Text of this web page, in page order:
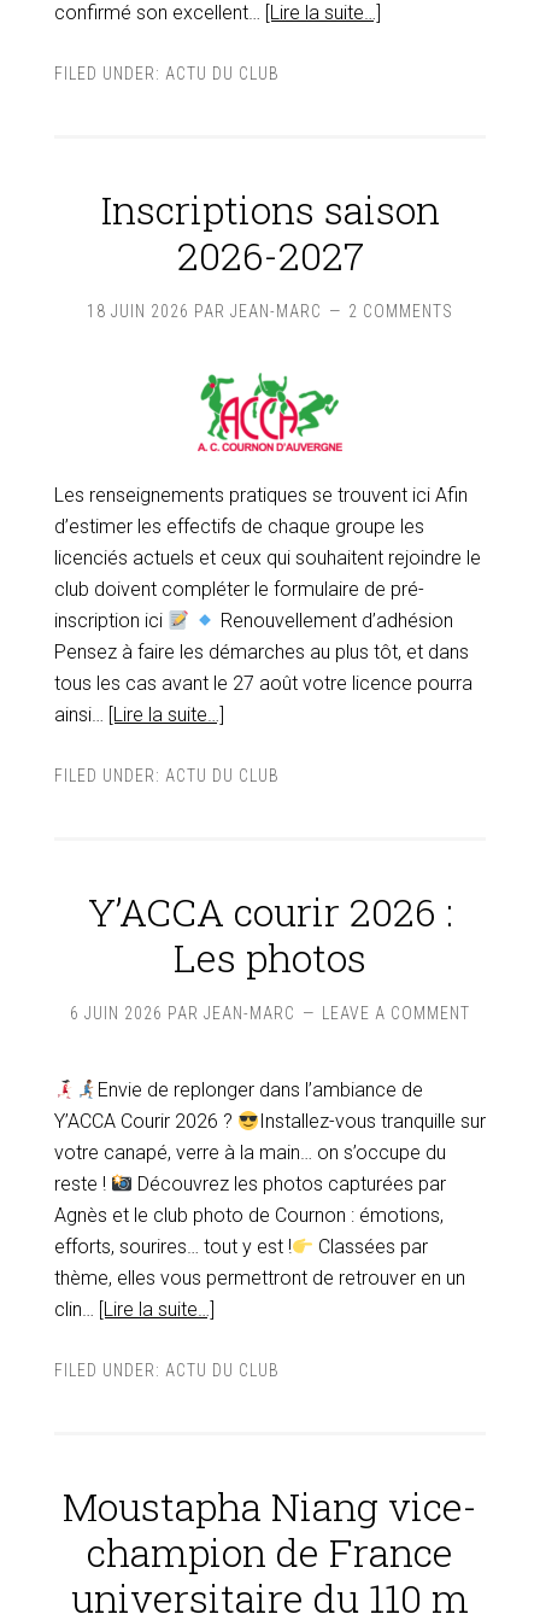
confirmé son excellent… [Lire la suite…]
FILED UNDER: ACTU DU CLUB
Inscriptions saison
2026-2027
18 JUIN 2026 PAR JEAN-MARC 2 COMMENTS
Les renseignements pratiques se trouvent ici Afin
d’estimer les effectifs de chaque groupe les
licenciés actuels et ceux qui souhaitent rejoindre le
club doivent compléter le formulaire de pré-
inscription ici
Renouvellement d’adhésion
Pensez à faire les démarches au plus tôt, et dans
tous les cas avant le 27 août votre licence pourra
ainsi… [Lire la suite…]
FILED UNDER: ACTU DU CLUB
Y’ACCA courir 2026 :
Les photos
6 JUIN 2026 PAR JEAN-MARC LEAVE A COMMENT
Envie de replonger dans l’ambiance de
Y’ACCA Courir 2026 ?
Installez-vous tranquille sur
votre canapé, verre à la main… on s’occupe du
reste !
Découvrez les photos capturées par
Agnès et le club photo de Cournon : émotions,
efforts, sourires… tout y est !
Classées par
thème, elles vous permettront de retrouver en un
clin… [Lire la suite…]
FILED UNDER: ACTU DU CLUB
Moustapha Niang vice-
champion de France
universitaire du 110 m